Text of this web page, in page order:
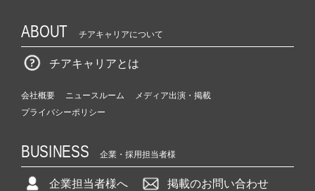
ABOUT チアキャリアについて
チアキャリアとは
会社概要 ニュースルーム
メディア出演・掲載
プライバシーポリシー
BUSINESS 企業・採用担当者様
企業担当者様へ 掲載のお問い合わせ